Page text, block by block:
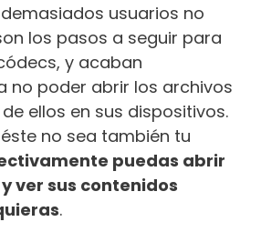
usuarios no
los pasos a seguir para
y acaban
no poder abrir los archivos
ellos en sus dispositivos.
no sea también tu
puedas abrir
ver sus contenidos
.